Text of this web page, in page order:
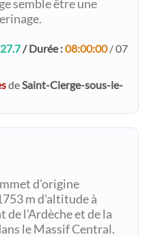
semble être une
27.7/ Durée :08:00:00/ 07
deSaint-Cierge-sous-le-
d'origine
m d'altitude à
de l'Ardèche et de la
le Massif Central.